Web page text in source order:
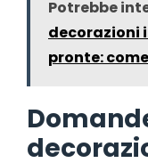
Potrebbe
decorazioni
pronte: